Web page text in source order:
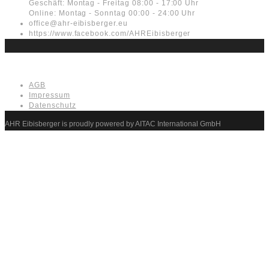
Geschäft: Montag - Freitag 08:00 - 17:00 Uhr
Online: Montag - Sonntag 00:00 - 24:00 Uhr
office@ahr-eibisberger.eu
https://www.facebook.com/AHREibisberger
AGB
Impressum
Datenschutz
AHR Eibisberger is proudly powered by AITAC International GmbH